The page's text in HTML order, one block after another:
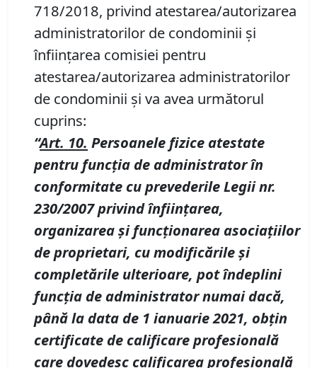
718/2018, privind atestarea/autorizarea
administratorilor de condominii şi
înfiinţarea comisiei pentru
atestarea/autorizarea administratorilor
de condominii şi va avea următorul
cuprins:
“Art. 10. Persoanele fizice atestate
pentru funcţia de administrator în
conformitate cu prevederile Legii nr.
230/2007 privind înfiinţarea,
organizarea şi funcţionarea asociaţiilor
de proprietari, cu modificările şi
completările ulterioare, pot îndeplini
funcţia de administrator numai dacă,
până la data de 1 ianuarie 2021, obţin
certificate de calificare profesională
care dovedesc calificarea profesională